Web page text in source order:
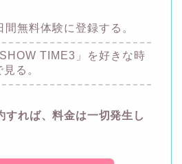
無料体験に登録する。
SHOW TIME3」を好きな時
る。
れば、料金は一切発生し